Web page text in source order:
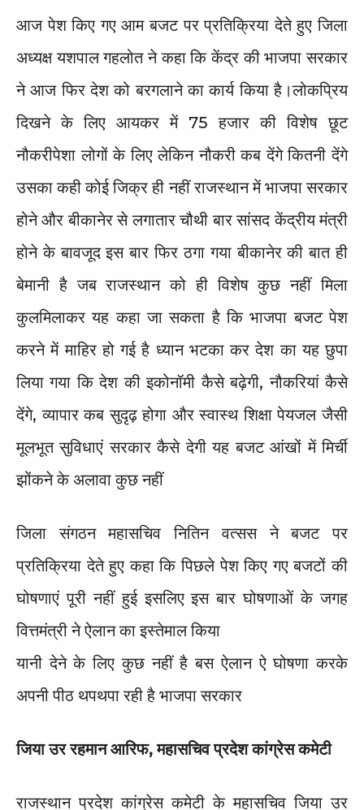
आज पेश किए गए आम बजट पर प्रतिक्रिया देते हुए जिला
अध्यक्ष यशपाल गहलोत ने कहा कि केंद्र की भाजपा सरकार
ने आज फिर देश को बरगलाने का कार्य किया है।लोकप्रिय
दिखने के लिए आयकर में 75 हजार की विशेष छूट
नौकरीपेशा लोगों के लिए लेकिन नौकरी कब देंगे कितनी देंगे
उसका कही कोई जिक्र ही नहीं राजस्थान में भाजपा सरकार
होने और बीकानेर से लगातार चौथी बार सांसद केंद्रीय मंत्री
होने के बावजूद इस बार फिर ठगा गया बीकानेर की बात ही
बेमानी है जब राजस्थान को ही विशेष कुछ नहीं मिला
कुलमिलाकर यह कहा जा सकता है कि भाजपा बजट पेश
करने में माहिर हो गई है ध्यान भटका कर देश का यह छुपा
लिया गया कि देश की इकोनॉमी कैसे बढ़ेगी, नौकरियां कैसे
देंगे, व्यापार कब सुदृढ़ होगा और स्वास्थ शिक्षा पेयजल जैसी
मूलभूत सुविधाएं सरकार कैसे देगी यह बजट आंखों में मिर्ची
झोंकने के अलावा कुछ नहीं
जिला संगठन महासचिव नितिन वत्सस ने बजट पर
प्रतिक्रिया देते हुए कहा कि पिछले पेश किए गए बजटों की
घोषणाएं पूरी नहीं हुई इसलिए इस बार घोषणाओं के जगह
वित्तमंत्री ने ऐलान का इस्तेमाल किया
यानी देने के लिए कुछ नहीं है बस ऐलान ऐ घोषणा करके
अपनी पीठ थपथपा रही है भाजपा सरकार
जिया उर रहमान आरिफ, महासचिव प्रदेश कांग्रेस कमेटी
राजस्थान प्रदेश कांग्रेस कमेटी के महासचिव जिया उर